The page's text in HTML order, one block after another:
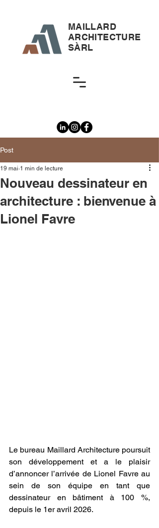
MAILLARD
ARCHITECTURE
SÀRL
Post
Nouveau dessinateur en
architecture : bienvenue à
Lionel Favre
19 mai 1 min de lecture
Le bureau Maillard Architecture poursuit
son développement et a le plaisir
d’annoncer l’arrivée de Lionel Favre au
sein de son équipe en tant que
dessinateur en bâtiment à 100 %,
depuis le 1er avril 2026.